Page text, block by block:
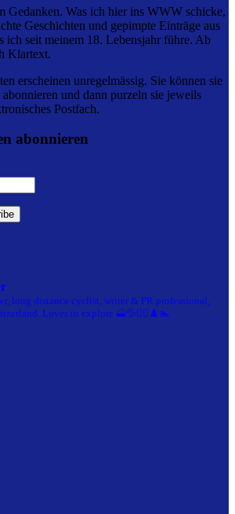
Gedanken. Was ich hier ins WWW schicke,
Geschichten und gepimpte Einträge aus
ich seit meinem 18. Lebensjahr führe. Ab
Klartext.
erscheinen unregelmässig. Sie können sie
und dann purzeln sie jeweils
Postfach.
abonnieren
long distance cyclist, writer & PR professional,
Loves to explore 🗻💦🚴‍♀️♟️🏊